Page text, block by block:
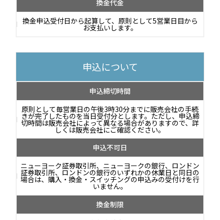
換金代金
換金申込受付日から起算して、原則として5営業日目から
お支払いします。
申込について
申込締切時間
原則として毎営業日の午後3時30分までに販売会社の手続
きが完了したものを当日受付分とします。ただし、申込締
切時間は販売会社によって異なる場合がありますので、詳
しくは販売会社にご確認ください。
申込不可日
ニューヨーク証券取引所、ニューヨークの銀行、ロンドン
証券取引所、ロンドンの銀行のいずれかの休業日と同日の
場合は、購入・換金・スイッチングの申込みの受付けを行
いません。
換金制限